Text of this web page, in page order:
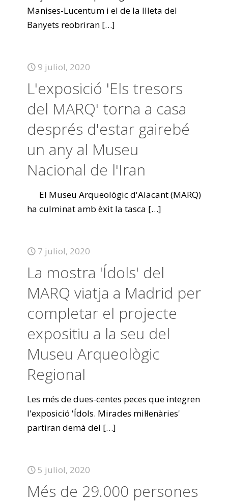
Manises-Lucentum i el de la Illeta del
Banyets reobriran […]
9 juliol, 2020
L'exposició 'Els tresors
del MARQ' torna a casa
després d'estar gairebé
un any al Museu
Nacional de l'Iran
El Museu Arqueològic d'Alacant (MARQ)
ha culminat amb èxit la tasca […]
7 juliol, 2020
La mostra 'Ídols' del
MARQ viatja a Madrid per
completar el projecte
expositiu a la seu del
Museu Arqueològic
Regional
Les més de dues-centes peces que integren
l'exposició 'Ídols. Mirades mil·lenàries'
partiran demà del […]
5 juliol, 2020
Més de 29.000 persones